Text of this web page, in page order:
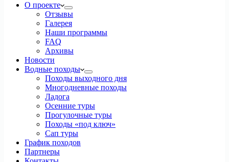
О проекте
Отзывы
Галерея
Наши программы
FAQ
Архивы
Новости
Водные походы
Походы выходного дня
Многодневные походы
Ладога
Осенние туры
Прогулочные туры
Походы «под ключ»
Сап туры
График походов
Партнеры